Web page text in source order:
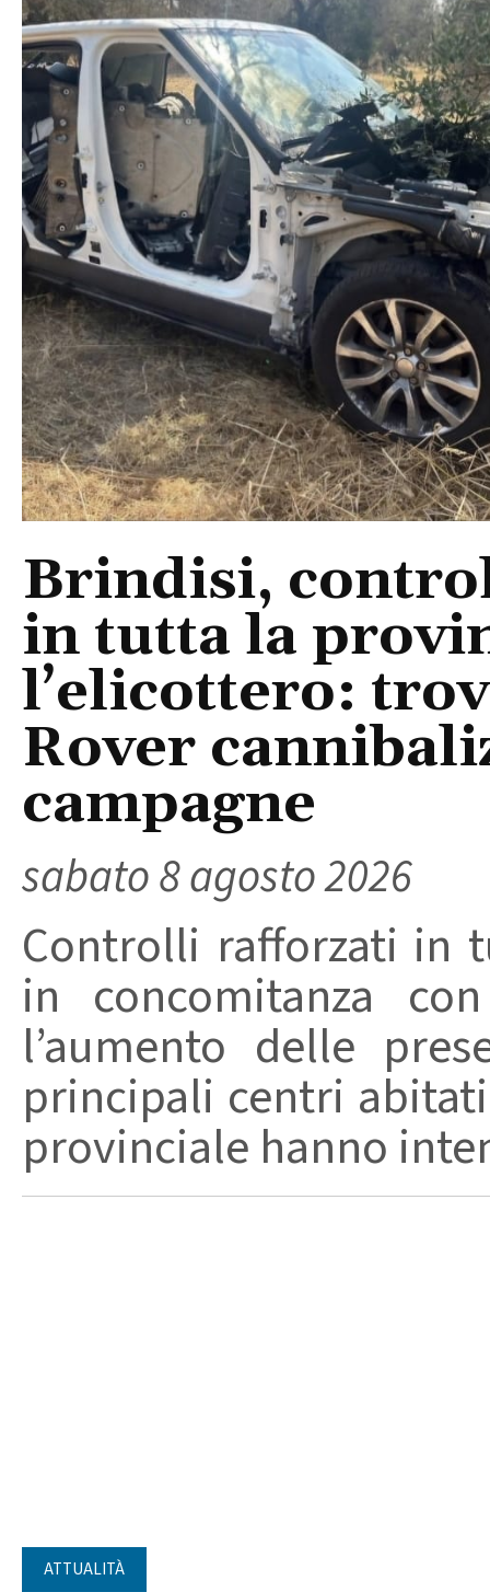
Brindisi,
in tutta la
l’elicottero:
Rover
campagne
sabato 8 agosto 2026
Controlli rafforzati in
in concomitanza
l’aumento delle
principali centri
provinciale hanno
ATTUALITÀ